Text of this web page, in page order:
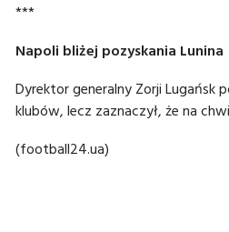
***
Napoli bliżej pozyskania Lunina
Dyrektor generalny Zorji Lugańsk
klubów, lecz zaznaczył, że na
(football24.ua)